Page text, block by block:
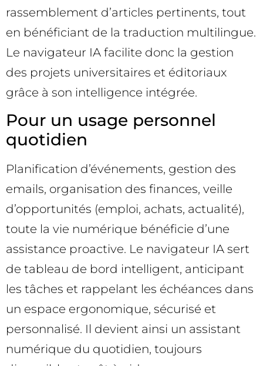
rassemblement d’articles pertinents, tout
en bénéficiant de la traduction multilingue.
Le navigateur IA facilite donc la gestion
des projets universitaires et éditoriaux
grâce à son intelligence intégrée.
Pour un usage personnel
quotidien
Planification d’événements, gestion des
emails, organisation des finances, veille
d’opportunités (emploi, achats, actualité),
toute la vie numérique bénéficie d’une
assistance proactive. Le navigateur IA sert
de tableau de bord intelligent, anticipant
les tâches et rappelant les échéances dans
un espace ergonomique, sécurisé et
personnalisé. Il devient ainsi un assistant
numérique du quotidien, toujours